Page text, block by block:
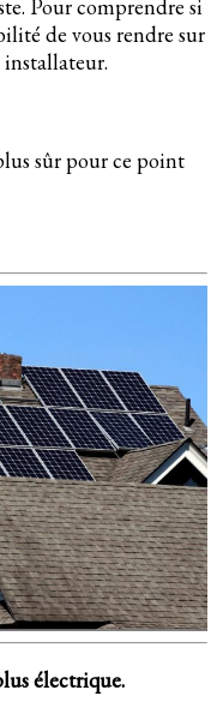
Pour comprendre si
de vous rendre sur
sûr pour ce point
électrique.